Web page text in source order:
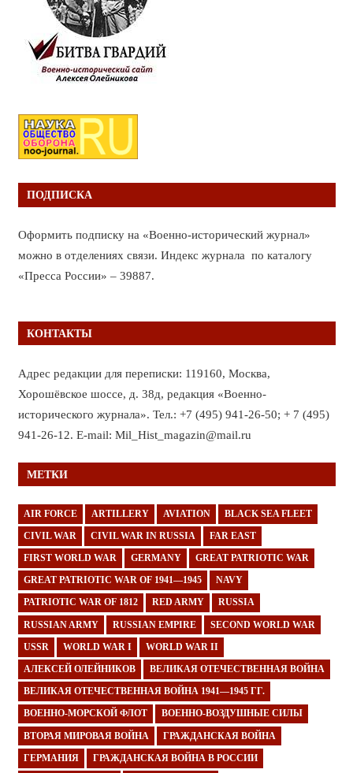
ПОДПИСКА
Оформить подписку на «Военно-исторический журнал»
можно в отделениях связи. Индекс журнала по каталогу
«Пресса России» – 39887.
КОНТАКТЫ
Адрес редакции для переписки: 119160, Москва,
Хорошёвское шоссе, д. 38д, редакция «Военно-
исторического журнала». Тел.: +7 (495) 941-26-50; + 7 (495)
941-26-12. E-mail: Mil_Hist_magazin@mail.ru
МЕТКИ
AIR FORCE ARTILLERY AVIATION BLACK SEA FLEET
CIVIL WAR CIVIL WAR IN RUSSIA FAR EAST
FIRST WORLD WAR GERMANY GREAT PATRIOTIC WAR
GREAT PATRIOTIC WAR OF 1941—1945 NAVY
PATRIOTIC WAR OF 1812 RED ARMY RUSSIA
RUSSIAN ARMY RUSSIAN EMPIRE SECOND WORLD WAR
USSR WORLD WAR I WORLD WAR II
АЛЕКСЕЙ ОЛЕЙНИКОВ ВЕЛИКАЯ ОТЕЧЕСТВЕННАЯ ВОЙНА
ВЕЛИКАЯ ОТЕЧЕСТВЕННАЯ ВОЙНА 1941—1945 ГГ.
ВОЕННО-МОРСКОЙ ФЛОТ ВОЕННО-ВОЗДУШНЫЕ СИЛЫ
ВТОРАЯ МИРОВАЯ ВОЙНА ГРАЖДАНСКАЯ ВОЙНА
ГЕРМАНИЯ ГРАЖДАНСКАЯ ВОЙНА В РОССИИ